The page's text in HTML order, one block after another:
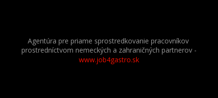
Agentúra pre priame sprostredkovanie pracovníkov
prostredníctvom nemeckých a zahraničných partnerov -
www.job4gastro.sk